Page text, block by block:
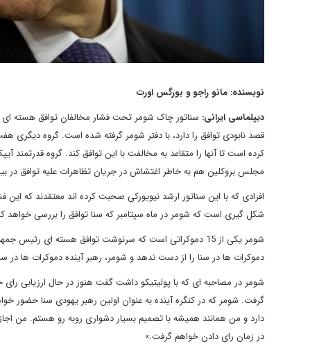
نویسنده: مانو راجو و بورگس اورت
دیپلماسی ایرانی:
قصد نابودی توافق را دارد، با دفتر شومر گرفته شده است. گروه دیگری
کرده است تا آنها را متقاعد به مخالفت با این توافق کند. گروه
مجلس بروکلین هم به خاطر اغتشاش در جریان تظاهرات علیه توافق در
افرادی که با این سناتور ارشد نیویورکی صحبت کرده اند معتقدند که
شکل گیری است که شومر در ماه سپتامبر که سنا توافق را بررسی خواهد
شومر یکی از 15 دموکراتی است که سرنوشت توافق هسته ای
دموکرات ها در سنا را از دست ندهد و شومر، رهبر آینده دموکرات ها در
شومر در مصاحبه ای که با پولیتیکو داشت گفت هنوز در حال
گرفت. شومر که در کنگره آینده به عنوان اولین رهبر یهودی سنا حضور
دارد و من همانند همیشه با تصمیم بسیار دشواری روبه رو هستم. من
در زمان رای دادن خواهم گرفت.»